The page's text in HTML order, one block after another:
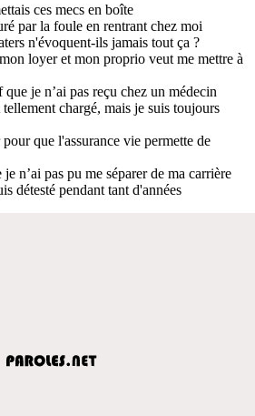
ces mecs en boîte
par la foule en rentrant chez moi
n'évoquent-ils jamais tout ça ?
loyer et mon proprio veut me mettre à
que je n’ai pas reçu chez un médecin
chargé, mais je suis toujours
que l'assurance vie permette de
n’ai pas pu me séparer de ma carrière
détesté pendant tant d'années